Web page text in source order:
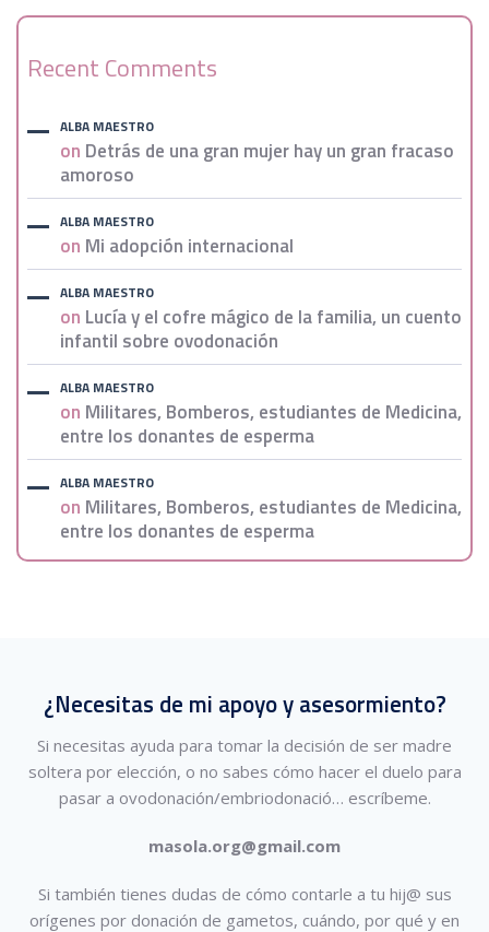
Recent Comments
ALBA MAESTRO
on Detrás de una gran mujer hay un gran fracaso
amoroso
ALBA MAESTRO
on Mi adopción internacional
ALBA MAESTRO
on Lucía y el cofre mágico de la familia, un cuento
infantil sobre ovodonación
ALBA MAESTRO
on Militares, Bomberos, estudiantes de Medicina,
entre los donantes de esperma
ALBA MAESTRO
on Militares, Bomberos, estudiantes de Medicina,
entre los donantes de esperma
¿Necesitas de mi apoyo y asesormiento?
Si necesitas ayuda para tomar la decisión de ser madre
soltera por elección, o no sabes cómo hacer el duelo para
pasar a ovodonación/embriodonació… escríbeme.
masola.org@gmail.com
Si también tienes dudas de cómo contarle a tu hij@ sus
orígenes por donación de gametos, cuándo, por qué y en